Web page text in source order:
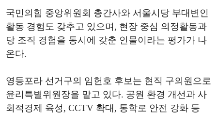
국민의힘 중앙위원회 총간사와 서울시당 부대변인
활동 경험도 갖추고 있으며, 현장 중심 의정활동과
당 조직 경험을 동시에 갖춘 인물이라는 평가가 나
온다.
영등포라 선거구의 임헌호 후보는 현직 구의원으로
윤리특별위원장을 맡고 있다. 공원 환경 개선과 사
회적경제 육성, CCTV 확대, 통학로 안전 강화 등